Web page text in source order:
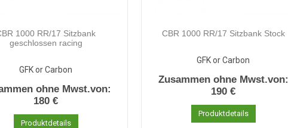
1000 RR/17 Sitzbank
geschlossen racing
GFK or Carbon
ohne Mwst.von:
180 €
Produktdetails
CBR 1000 RR/17 Sitzbank Stock
GFK or Carbon
Zusammen ohne Mwst.von:
190 €
Produktdetails